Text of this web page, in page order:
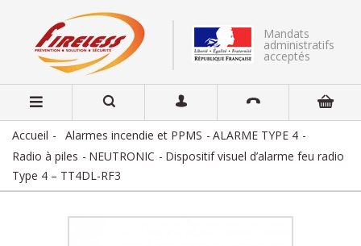
Mandats
administratifs
acceptés
Accueil Alarmes incendie et PPMS
ALARME TYPE 4
Radio à piles
NEUTRONIC
Dispositif visuel d’alarme feu radio
Type 4 – TT4DL-RF3